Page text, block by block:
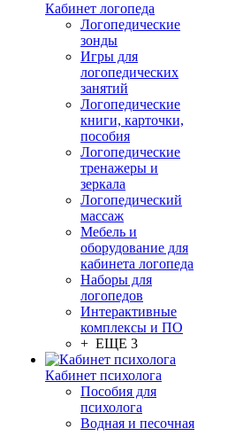
Кабинет логопеда
Логопедические
зонды
Игры для
логопедических
занятий
Логопедические
книги, карточки,
пособия
Логопедические
тренажеры и
зеркала
Логопедический
массаж
Мебель и
оборудование для
кабинета логопеда
Наборы для
логопедов
Интерактивные
комплексы и ПО
+ ЕЩЕ 3
Кабинет психолога
Пособия для
психолога
Водная и песочная